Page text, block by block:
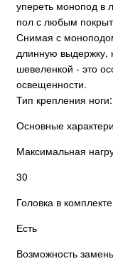
упереть монопод в
пол с любым
Снимая с
длинную выдержку,
шевеленкой - это
освещенности.
Тип крепления
Основные
Максимальная
30
Головка в комплекте
Есть
Возможность